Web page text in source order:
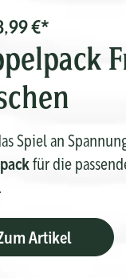
€*
Spiel an
für die
Artikel